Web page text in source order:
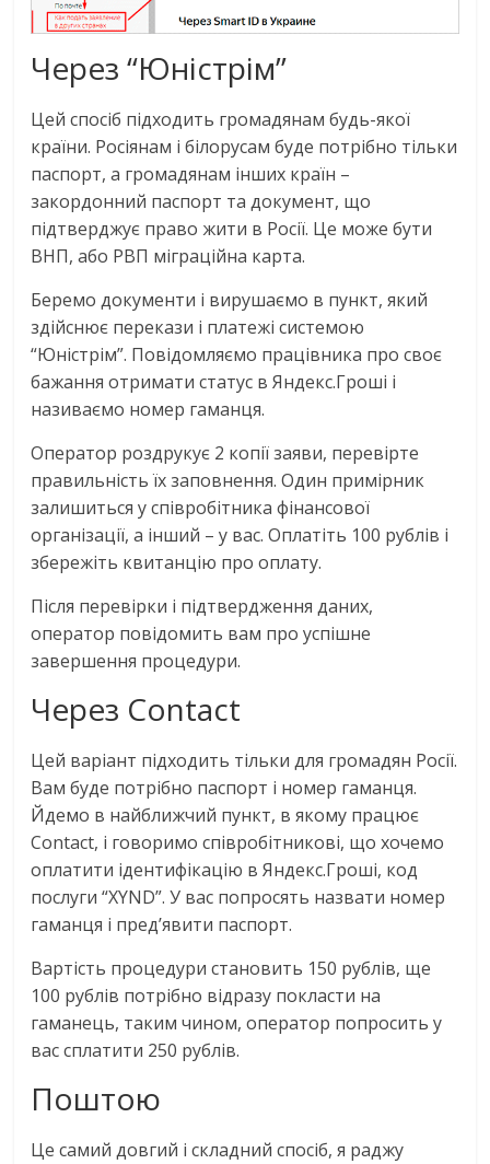
Через “Юністрім”
Цей спосіб підходить громадянам будь-якої
країни. Росіянам і білорусам буде потрібно тільки
паспорт, а громадянам інших країн –
закордонний паспорт та документ, що
підтверджує право жити в Росії. Це може бути
ВНП, або РВП міграційна карта.
Беремо документи і вирушаємо в пункт, який
здійснює перекази і платежі системою
“Юністрім”. Повідомляємо працівника про своє
бажання отримати статус в Яндекс.Гроші і
називаємо номер гаманця.
Оператор роздрукує 2 копії заяви, перевірте
правильність їх заповнення. Один примірник
залишиться у співробітника фінансової
організації, а інший – у вас. Оплатіть 100 рублів і
збережіть квитанцію про оплату.
Після перевірки і підтвердження даних,
оператор повідомить вам про успішне
завершення процедури.
Через Contact
Цей варіант підходить тільки для громадян Росії.
Вам буде потрібно паспорт і номер гаманця.
Йдемо в найближчий пункт, в якому працює
Contact, і говоримо співробітникові, що хочемо
оплатити ідентифікацію в Яндекс.Гроші, код
послуги “XYND”. У вас попросять назвати номер
гаманця і пред’явити паспорт.
Вартість процедури становить 150 рублів, ще
100 рублів потрібно відразу покласти на
гаманець, таким чином, оператор попросить у
вас сплатити 250 рублів.
Поштою
Це самий довгий і складний спосіб, я раджу